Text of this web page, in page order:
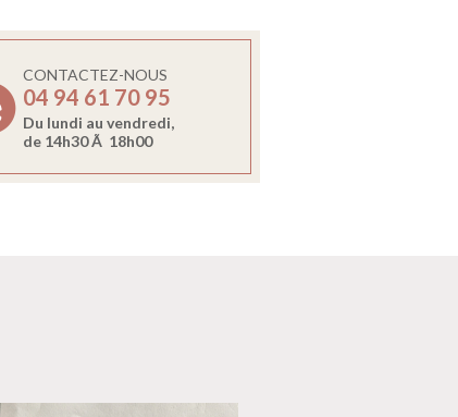
CONTACTEZ-NOUS
04 94 61 70 95
Du lundi au vendredi,
de 14h30 Ã 18h00